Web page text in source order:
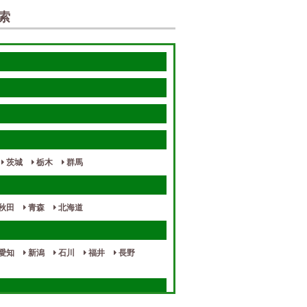
茨城 栃木 群馬
田 青森 北海道
知 新潟 石川 福井 長野